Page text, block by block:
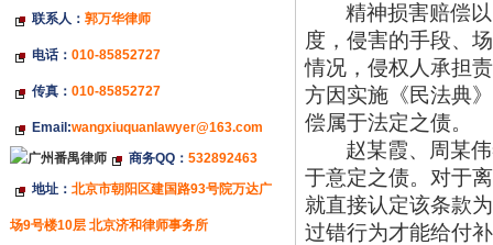
联系人： 郭万华律师
电话： 010-85852727
传真： 010-85852727
Email:wangxiuquanlawyer@163.com
商务QQ： 532892463
地址： 北京市朝阳区建国路93号院万达广
场9号楼10层 北京济和律师事务所
精神损害赔偿
度，侵害的手段、
情况，侵权人承担
方因实施《民法典
偿属于法定之债。
赵某霞、周某
于意定之债。对于
就直接认定该条款
过错行为才能给付